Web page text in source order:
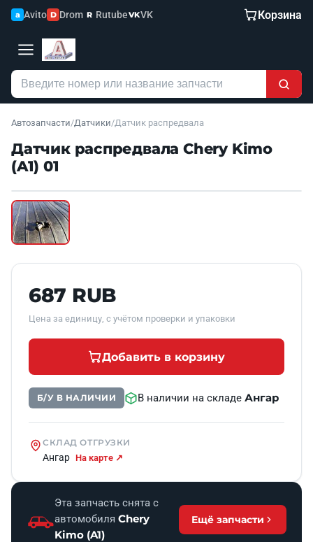
a Avito D Drom R RutubeVKVK Корзина
Автозапчасти/Датчики/Датчик распредвала
Датчик распредвала Chery Kimo
(A1) 01
Б/У В НАЛИЧИИ
687 RUB
Цена за единицу, с учётом проверки и упаковки
Добавить в корзину
Б/У В НАЛИЧИИ В наличии на складеАнгар
СКЛАД ОТГРУЗКИ
Ангар На карте ↗
Эта запчасть снята с
автомобиля Chery
Kimo (A1)
Ещё запчасти